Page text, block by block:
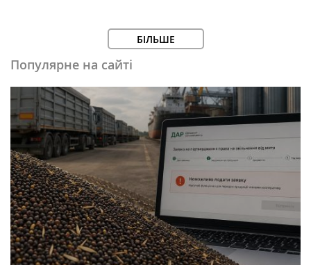
БІЛЬШЕ
Популярне на сайті